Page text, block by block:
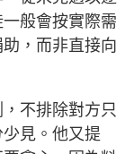
般會按實際需
，而非直接向
不排除對方只
見。他又提